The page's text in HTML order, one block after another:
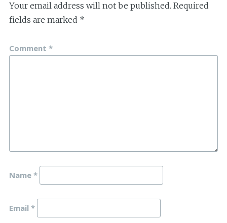
Your email address will not be published. Required
fields are marked *
Comment *
Name *
Email *